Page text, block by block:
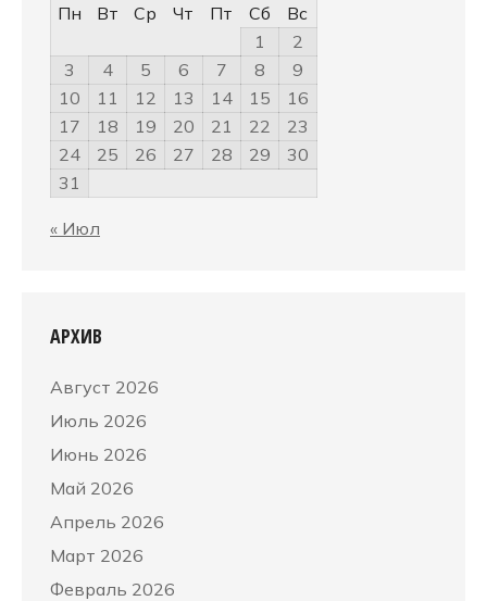
Пн
Вт Ср Чт Пт Сб
Вс
1
2
3
4 5 6 7 8
9
10
11 12 13 14 15
16
17
18 19 20 21 22
23
24
25 26 27 28 29
30
31
« Июл
АРХИВ
Август 2026
Июль 2026
Июнь 2026
Май 2026
Апрель 2026
Март 2026
Февраль 2026